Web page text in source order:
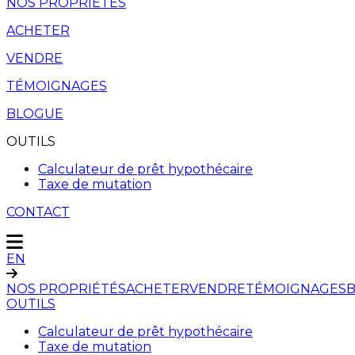
ACHETER
VENDRE
TÉMOIGNAGES
BLOGUE
OUTILS
Calculateur de prêt hypothécaire
Taxe de mutation
CONTACT
EN
NOS PROPRIÉTÉSACHETERVENDRETÉMOIGNAGES
OUTILS
Calculateur de prêt hypothécaire
Taxe de mutation